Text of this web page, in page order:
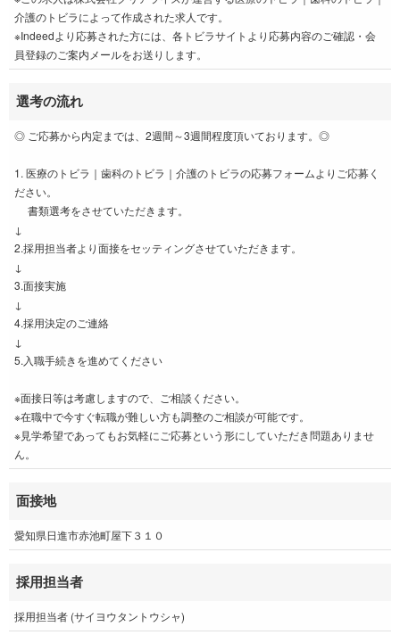
介護のトビラによって作成された求人です。
※Indeedより応募された方には、各トビラサイトより応募内容のご確認・会
員登録のご案内メールをお送りします。
選考の流れ
◎ ご応募から内定までは、2週間～3週間程度頂いております。◎
1. 医療のトビラ｜歯科のトビラ｜介護のトビラの応募フォームよりご応募く
ださい。
書類選考をさせていただきます。
↓
2.採用担当者より面接をセッティングさせていただきます。
↓
3.面接実施
↓
4.採用決定のご連絡
↓
5.入職手続きを進めてください
※面接日等は考慮しますので、ご相談ください。
※在職中で今すぐ転職が難しい方も調整のご相談が可能です。
※見学希望であってもお気軽にご応募という形にしていただき問題ありませ
ん。
面接地
愛知県日進市赤池町屋下３１０
採用担当者
採用担当者 (サイヨウタントウシャ)